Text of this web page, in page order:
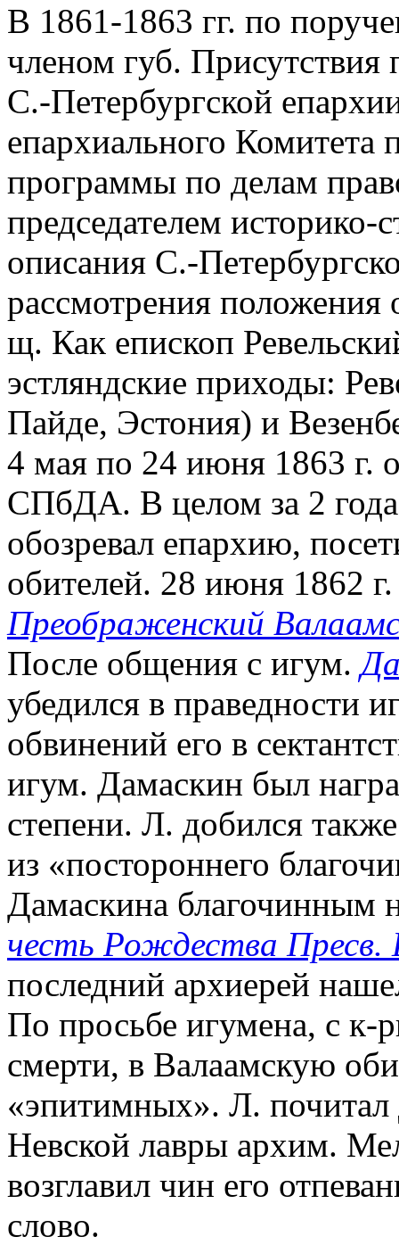
В 1861-1863 гг. по
членом губ. Присутствия
С.-Петербургской
епархиального
программы по делам
председателем историко-
описания С.-
рассмотрения
щ. Как епископ
эстляндские приходы:
Пайде, Эстония) и
4 мая по 24 июня 1863 г.
СПбДА. В целом за 2
обозревал епархию,
обителей. 28 июня 1862
Преображенский
После общения с игум.
убедился в праведности
обвинений его в
игум. Дамаскин был
степени. Л. добился
из «постороннего
Дамаскина благочинным
честь Рождества
последний архиерей
По просьбе игумена, с к-
смерти, в Валаамскую
«эпитимных». Л. почитал
Невской лавры архим.
возглавил чин его
слово.